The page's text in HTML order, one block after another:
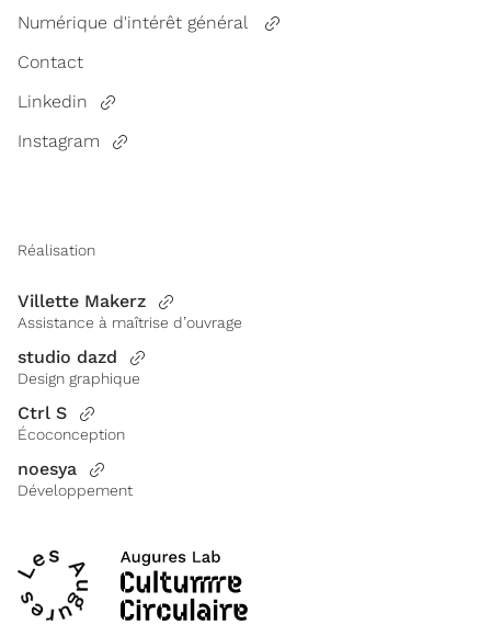
Numérique d'intérêt général
Contact
Linkedin
Instagram
Réalisation
Villette Makerz
Assistance à maîtrise d’ouvrage
studio dazd
Design graphique
Ctrl S
Écoconception
noesya
Développement